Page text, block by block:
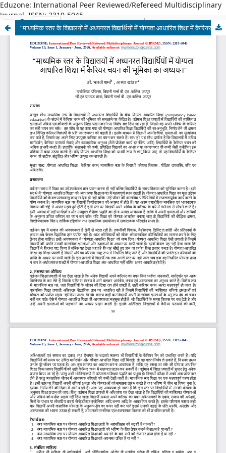
Eduzone: International Peer Reviewed/Refereed Multidisciplinary
Journal, ISSN: 2319-5045
“माध्यमिक स्तर के विद्यालयों में अध्यनरत विद्यार्थियों में योग्यता आधारित शिक्षा में कैरियर चयन की भूमिका का अध्ययन”